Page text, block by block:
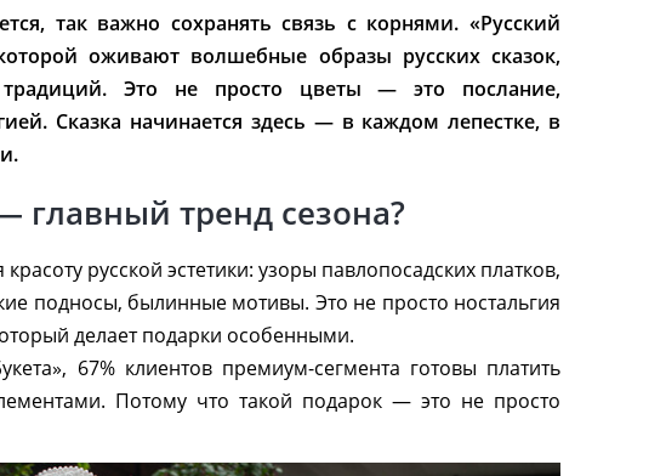
так важно сохранять связь с корнями. «Русский
оживают волшебные образы русских сказок,
Это не просто цветы — это послание,
Сказка начинается здесь — в каждом лепестке, в
главный тренд сезона?
русской эстетики: узоры павлопосадских платков,
подносы, былинные мотивы. Это не просто ностальгия
делает подарки особенными.
67% клиентов премиум-сегмента готовы платить
Потому что такой подарок — это не просто